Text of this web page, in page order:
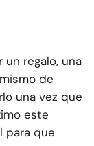
regalo, una
de
una vez que
este
para que